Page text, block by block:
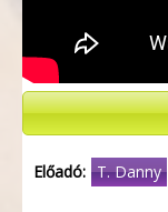
Előadó: T. Danny